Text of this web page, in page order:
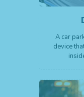
A car
device